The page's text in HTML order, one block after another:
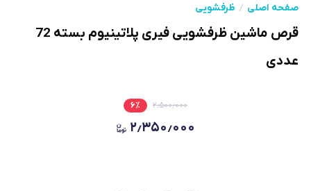
صفحه اصلی ظرفشویی
قرص ماشین ظرفشویی فیری پلاتینیوم بسته 72
عددی
۲٫۵۰۰٫۰۰۰ ۶٪
۲٫۳۵۰٫۰۰۰